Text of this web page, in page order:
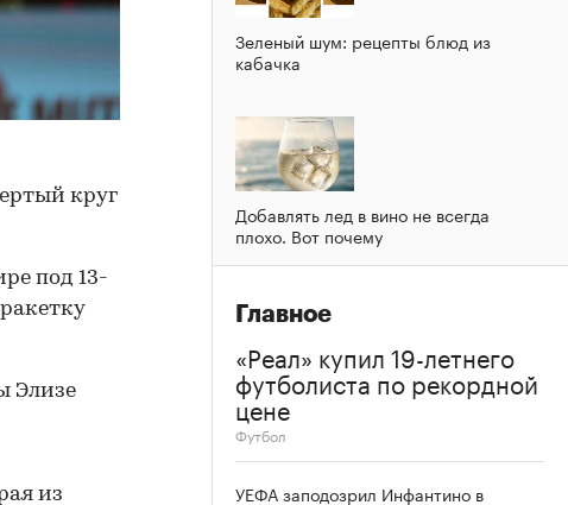
круг
под 13-
Элизе
из
Зеленый шум: рецепты блюд из
кабачка
Добавлять лед в вино не всегда
плохо. Вот почему
Главное
«Реал» купил 19-летнего
футболиста по рекордной
цене
Футбол
УЕФА заподозрил Инфантино в